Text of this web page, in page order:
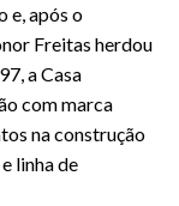
e, após o
Freitas herdou
a Casa
com marca
na construção
linha de